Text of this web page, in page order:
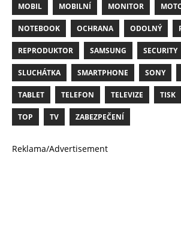
MOBIL MOBILNÍ MONITOR
NOTEBOOK OCHRANA ODOLNÝ
REPRODUKTOR SAMSUNG SECURITY
SLUCHÁTKA SMARTPHONE SONY
TABLET TELEFON TELEVIZE TISK
TOP TV ZABEZPEČENÍ
Reklama/Advertisement